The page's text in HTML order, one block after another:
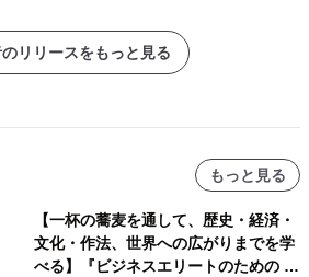
リリースをもっと見る
もっと見る
【一杯の蕎麦を通して、歴史・経済・
文化・作法、世界への広がりまでを学
べる】『ビジネスエリートのための 教